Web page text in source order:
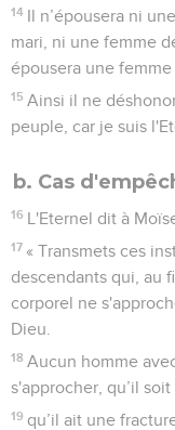
14 Il n’épousera ni
mari, ni une femme
épousera une
15 Ainsi il ne
peuple, car je suis
b. Cas
16 L'Eternel dit à
17 « Transmets ces
descendants qui, au
corporel ne
Dieu.
18 Aucun homme
s'approcher, qu’il
19 qu’il ait une